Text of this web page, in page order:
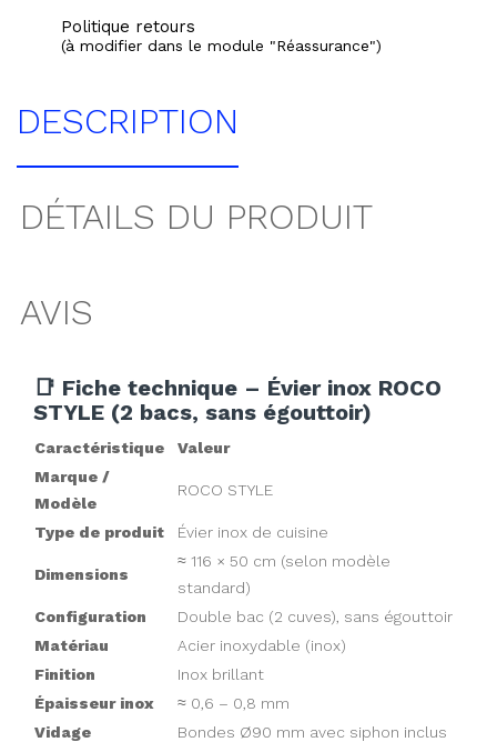
Politique retours
(à modifier dans le module "Réassurance")
DESCRIPTION
DÉTAILS DU PRODUIT
AVIS
📑 Fiche technique – Évier inox ROCO
STYLE (2 bacs, sans égouttoir)
Caractéristique
Valeur
Marque /
Modèle
ROCO STYLE
Type de produit Évier inox de cuisine
Dimensions
≈ 116 × 50 cm (selon modèle
standard)
Configuration
Double bac (2 cuves), sans égouttoir
Matériau
Acier inoxydable (inox)
Finition
Inox brillant
Épaisseur inox
≈ 0,6 – 0,8 mm
Vidage
Bondes Ø90 mm avec siphon inclus